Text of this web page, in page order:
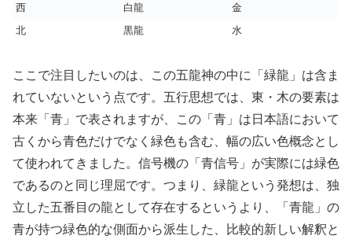
西
白龍
金
北
黒龍 水
ここで注目したいのは、この五龍神の中に「緑龍」は含ま
れていないという点です。五行思想では、東・木の要素は
本来「青」で表されますが、この「青」は日本語において
古くから青色だけでなく緑色も含む、幅の広い色概念とし
て使われてきました。信号機の「青信号」が実際には緑色
であるのと同じ理屈です。つまり、緑龍という発想は、独
立した五番目の龍として存在するというより、「青龍」の
青が持つ緑色的な側面から派生した、比較的新しい解釈と